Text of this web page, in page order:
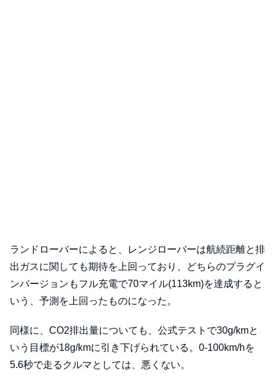
ランドローバーによると、レンジローバーは航続距離と排
出ガスに関しても期待を上回っており、どちらのプラグイ
ンバージョンもフル充電で70マイル(113km)を達成すると
いう、予測を上回ったものになった。
同様に、CO2排出量についても、公式テストで30g/kmと
いう目標が18g/kmに引き下げられている。0-100km/hを
5.6秒で走るクルマとしては、悪くない。